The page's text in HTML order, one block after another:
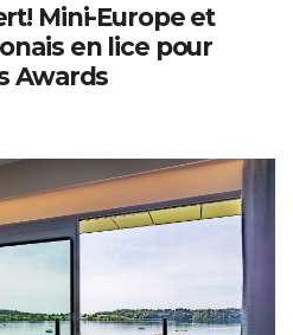
Mini-Europe et
en lice pour
Awards